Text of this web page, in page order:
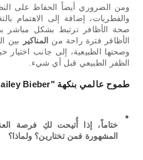
ومن الضروري أيضاً الحفاظ على
والفطريات، إضافة إلى الاهتمام
صحة الأظافر ترتبط بشكل مباشر
الأظافر فترة راحة من
المناكير
بين
وصحتها الطبيعية، إلى جانب اختيار
الظفر الطبيعي قبل أي شيء.
طموح عالمي بنكهة "Hailey Bieber"
ختاماً، إذا أُتيحت لكِ فرصة
المشهورة فمن تختارين؟ ولماذا؟